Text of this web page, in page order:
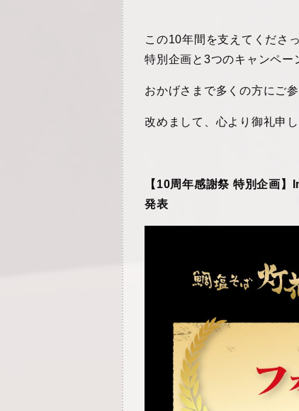
この10年間を支えてくださ
特別企画と3つのキャンペー
おかげさまで多くの方にご
改めまして、心より御礼申し
【10周年感謝祭 特別企画
発表